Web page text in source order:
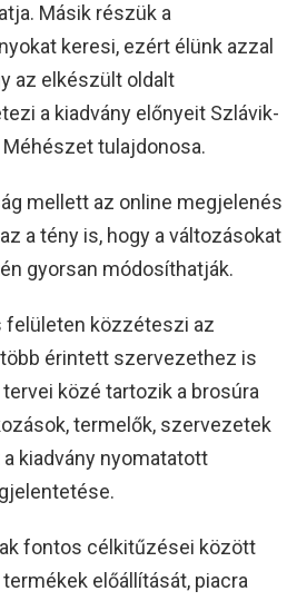
Másik részük a
keresi, ezért élünk azzal
az elkészült oldalt
a kiadvány előnyeit Szlávik-
Méhészet tulajdonosa.
mellett az online megjelenés
a tény is, hogy a változásokat
gyorsan módosíthatják.
közzéteszi az
érintett szervezethez is
közé tartozik a brosúra
termelők, szervezetek
kiadvány nyomatatott
fontos célkitűzései között
előállítását, piacra